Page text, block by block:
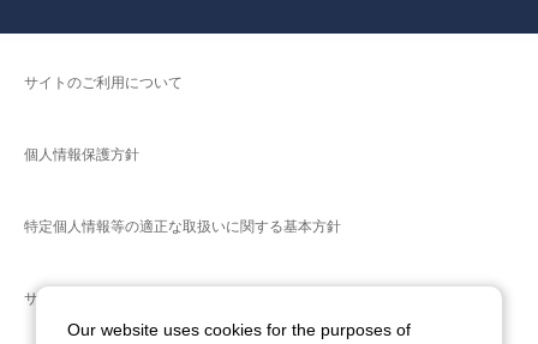
サイトのご利用について
個人情報保護方針
特定個人情報等の適正な取扱いに関する基本方針
サイトマップ
Our website uses cookies for the purposes of